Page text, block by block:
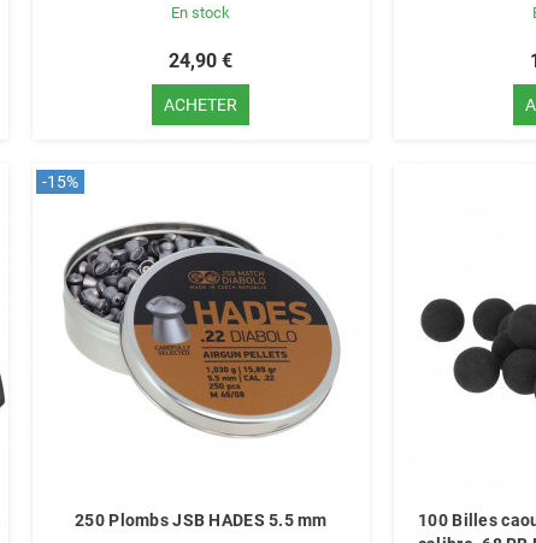
En stock
24,90 €
ACHETER
-15%
250 Plombs JSB HADES 5.5 mm
100 Billes